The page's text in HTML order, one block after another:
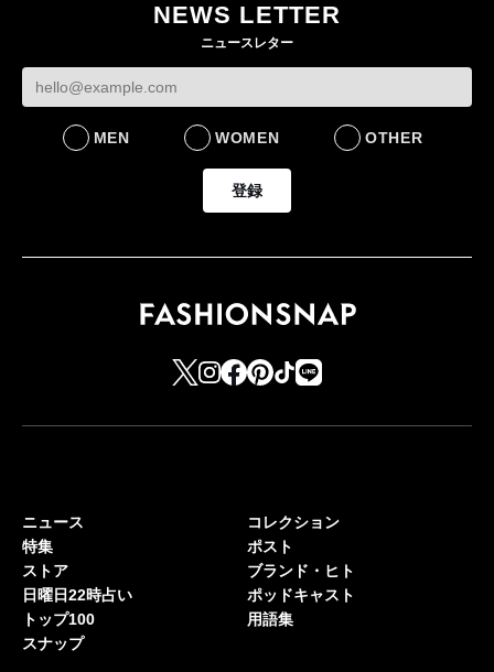
ケットなど7型を発売
FASHION
をラインナップ
LIFESTYLE
NEWS LETTER
ニュースレター
MEN WOMEN OTHER
登録
ニュース
特集
ストア
日曜日22時占い
トップ100
スナップ
コレクション
ポスト
ブランド・ヒト
ポッドキャスト
用語集